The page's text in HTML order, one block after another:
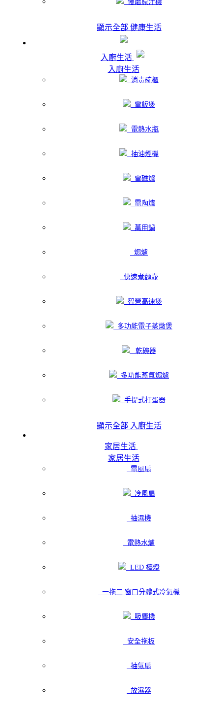
慢磨原汁機
顯示全部 健康生活
入廚生活
入廚生活
消毒碗櫃
電飯煲
電熱水瓶
抽油煙機
電磁爐
電陶爐
萬用鍋
焗爐
快速煮麵壺
智營高速煲
多功能電子蒸燉煲
乾碗器
多功能蒸氣焗爐
手提式打蛋器
顯示全部 入廚生活
家居生活
家居生活
電風扇
冷風扇
抽濕機
電熱水爐
LED 檯燈
一拖二 窗口分體式冷氣機
吸塵機
安全拖板
抽氣扇
放濕器